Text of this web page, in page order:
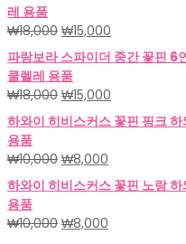
격:
₩18,000.₩15,000.
레 용품
₩18,000 원
래
가
격:
₩18,000.
₩15,000
재
가
₩15,000.
파랑보라 스파이더 중간 꽃핀 6
쿨렐레 용품
₩18,000 원
래
가
격:
₩18,000.
₩15,000
재
가
하와이 히비스커스 꽃핀 핑크
용품
₩10,000 원
래
가
격:
₩10,000.
₩8,000
재
가
₩8,000.
하와이 히비스커스 꽃핀 노랑
용품
₩10,000 원
₩8,000